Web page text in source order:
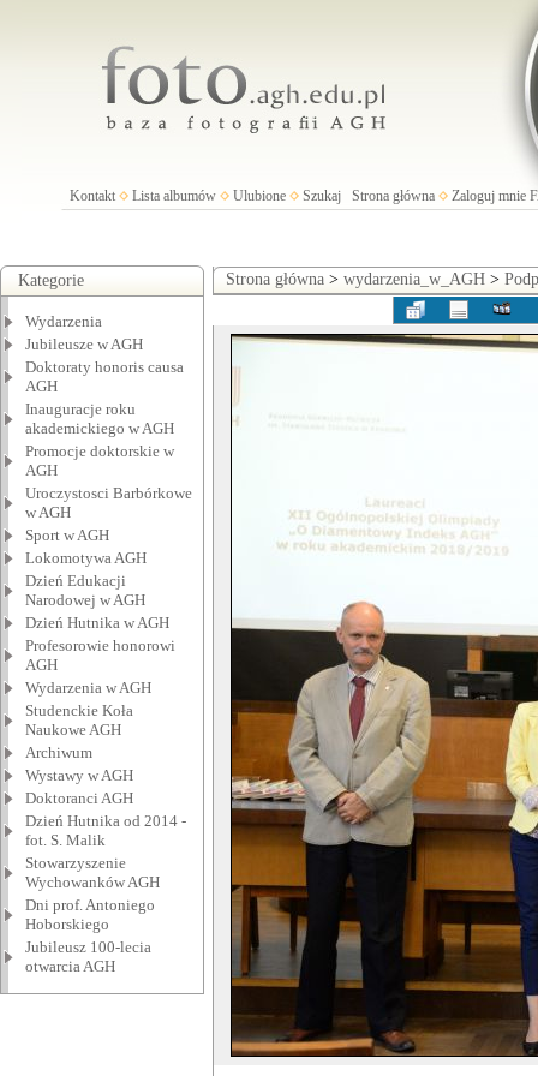
Kontakt Lista albumów Ulubione Szukaj Strona główna Zaloguj mnie
Kategorie
Wydarzenia
Jubileusze w AGH
Doktoraty honoris causa
AGH
Inauguracje roku
akademickiego w AGH
Promocje doktorskie w
AGH
Uroczystosci Barbórkowe
w AGH
Sport w AGH
Lokomotywa AGH
Dzień Edukacji
Narodowej w AGH
Dzień Hutnika w AGH
Profesorowie honorowi
AGH
Wydarzenia w AGH
Studenckie Koła
Naukowe AGH
Archiwum
Wystawy w AGH
Doktoranci AGH
Dzień Hutnika od 2014 -
fot. S. Malik
Stowarzyszenie
Wychowanków AGH
Dni prof. Antoniego
Hoborskiego
Jubileusz 100-lecia
otwarcia AGH
Strona główna > wydarzenia_w_AGH >